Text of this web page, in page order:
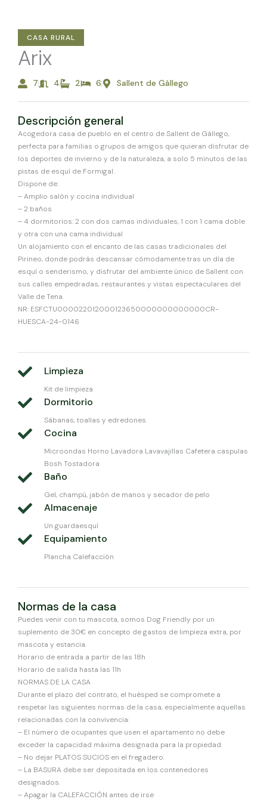
CASA RURAL
Arix
7 4 2 6 Sallent de Gállego
Descripción general
Acogedora casa de pueblo en el centro de Sallent de Gállego,
perfecta para familias o grupos de amigos que quieran disfrutar de
los deportes de invierno y de la naturaleza, a solo 5 minutos de las
pistas de esquí de Formigal.
Dispone de:
– Amplio salón y cocina individual
– 2 baños
– 4 dormitorios: 2 con dos camas individuales, 1 con 1 cama doble
y otra con una cama individual
Un alojamiento con el encanto de las casas tradicionales del
Pirineo, donde podrás descansar cómodamente tras un día de
esquí o senderismo, y disfrutar del ambiente único de Sallent con
sus calles empedradas, restaurantes y vistas espectaculares del
Valle de Tena.
NR: ESFCTU000022012000123650000000000000CR-
HUESCA-24-0146
Limpieza
Kit de limpieza
Dormitorio
Sábanas, toallas y edredones
Cocina
Microondas Horno Lavadora Lavavajillas Cafetera caspulas
Bosh Tostadora
Baño
Gel, champú, jabón de manos y secador de pelo
Almacenaje
Un guardaesquí
Equipamiento
Plancha Calefacción
Normas de la casa
Puedes venir con tu mascota, somos Dog Friendly por un
suplemento de 30€ en concepto de gastos de limpieza extra, por
mascota y estancia.
Horario de entrada a partir de las 18h
Horario de salida hasta las 11h
NORMAS DE LA CASA
Durante el plazo del contrato, el huésped se compromete a
respetar las siguientes normas de la casa, especialmente aquellas
relacionadas con la convivencia:
– El número de ocupantes que usen el apartamento no debe
exceder la capacidad máxima designada para la propiedad.
– No dejar PLATOS SUCIOS en el fregadero.
– La BASURA debe ser depositada en los contenedores
designados.
– Apagar la CALEFACCIÓN antes de irse